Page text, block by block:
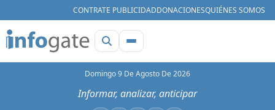
CONTRATE PUBLICIDADDONACIONESQUIÉNES SOMOS
Domingo 9 De Agosto De 2026
Informar, analizar, anticipar